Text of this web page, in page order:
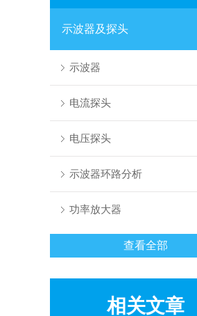
示波器及探头
示波器
电流探头
电压探头
示波器环路分析
功率放大器
查看全部
相关文章